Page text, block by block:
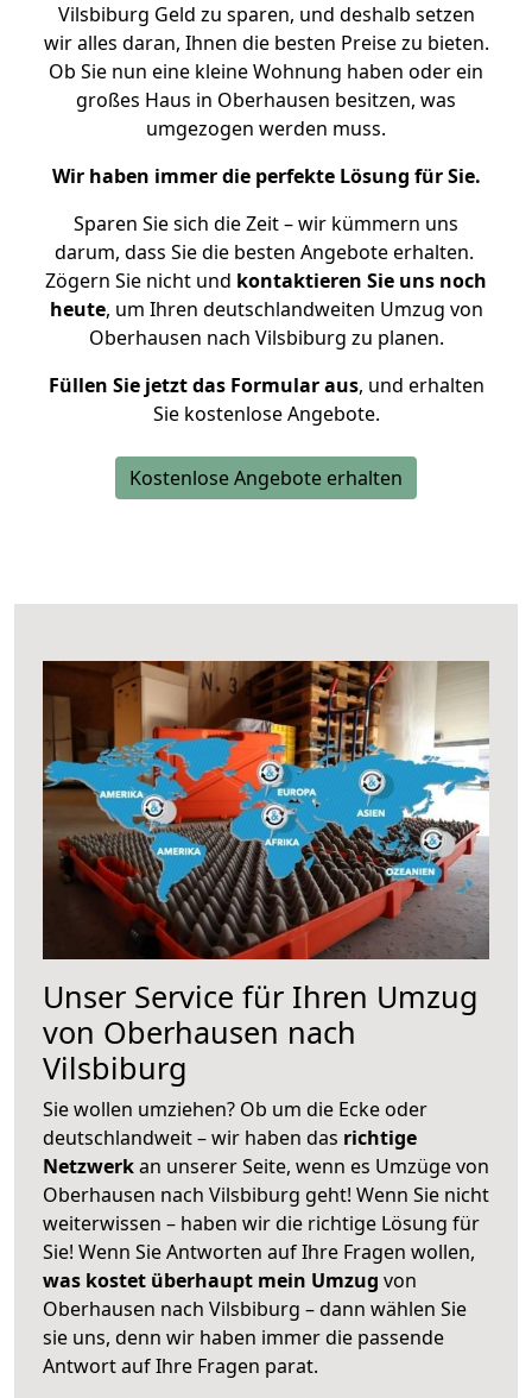
Vilsbiburg Geld zu sparen, und deshalb setzen
wir alles daran, Ihnen die besten Preise zu bieten.
Ob Sie nun eine kleine Wohnung haben oder ein
großes Haus in Oberhausen besitzen, was
umgezogen werden muss.
Wir haben immer die perfekte Lösung für Sie.
Sparen Sie sich die Zeit – wir kümmern uns
darum, dass Sie die besten Angebote erhalten.
Zögern Sie nicht und kontaktieren Sie uns noch
heute, um Ihren deutschlandweiten Umzug von
Oberhausen nach Vilsbiburg zu planen.
Füllen Sie jetzt das Formular aus, und erhalten
Sie kostenlose Angebote.
Kostenlose Angebote erhalten
Unser Service für Ihren Umzug
von Oberhausen nach
Vilsbiburg
Sie wollen umziehen? Ob um die Ecke oder
deutschlandweit – wir haben das richtige
Netzwerkan unserer Seite, wenn es Umzüge von
Oberhausen nach Vilsbiburg geht! Wenn Sie nicht
weiterwissen – haben wir die richtige Lösung für
Sie! Wenn Sie Antworten auf Ihre Fragen wollen,
was kostet überhaupt mein Umzug von
Oberhausen nach Vilsbiburg – dann wählen Sie
sie uns, denn wir haben immer die passende
Antwort auf Ihre Fragen parat.